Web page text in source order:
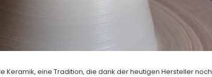
Keramik, eine Tradition, die dank der heutigen Hersteller noch